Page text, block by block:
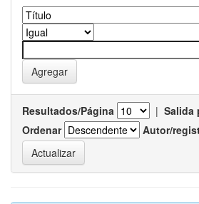
Resultados/Página | Salida
Ordenar
Autor/